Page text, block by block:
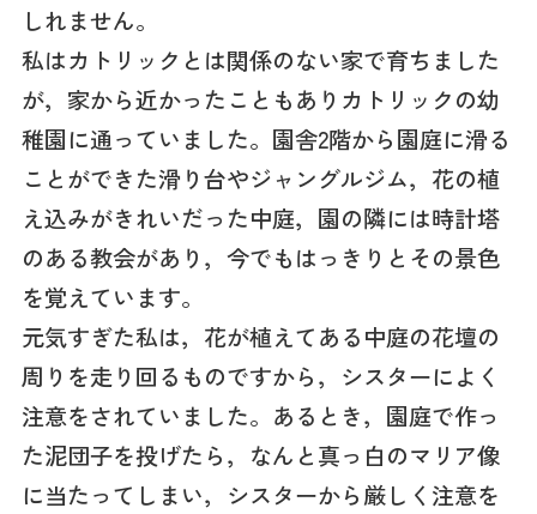
しれません。
私はカトリックとは関係のない家で育ちました
が，家から近かったこともありカトリックの幼
稚園に通っていました。園舎2階から園庭に滑る
ことができた滑り台やジャングルジム，花の植
え込みがきれいだった中庭，園の隣には時計塔
のある教会があり，今でもはっきりとその景色
を覚えています。
元気すぎた私は，花が植えてある中庭の花壇の
周りを走り回るものですから，シスターによく
注意をされていました。あるとき，園庭で作っ
た泥団子を投げたら，なんと真っ白のマリア像
に当たってしまい，シスターから厳しく注意を